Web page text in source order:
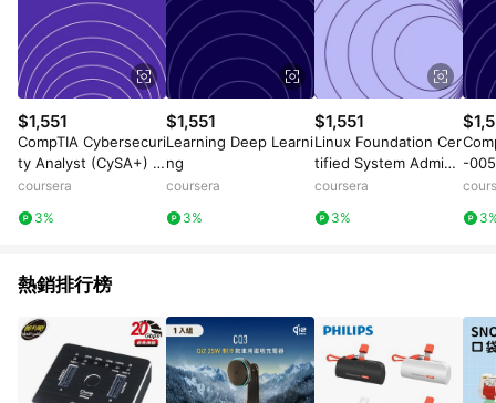
$1,551
CompTIA Cybersecuri
ty Analyst (CySA+) C
S0-003: Unit 4
coursera
3%
$1,551
Learning Deep Learni
ng
coursera
3%
$1,551
Linux Foundation Cer
tified System Admini
strator (LFCS): Unit 3
coursera
3%
-
熱銷排行榜